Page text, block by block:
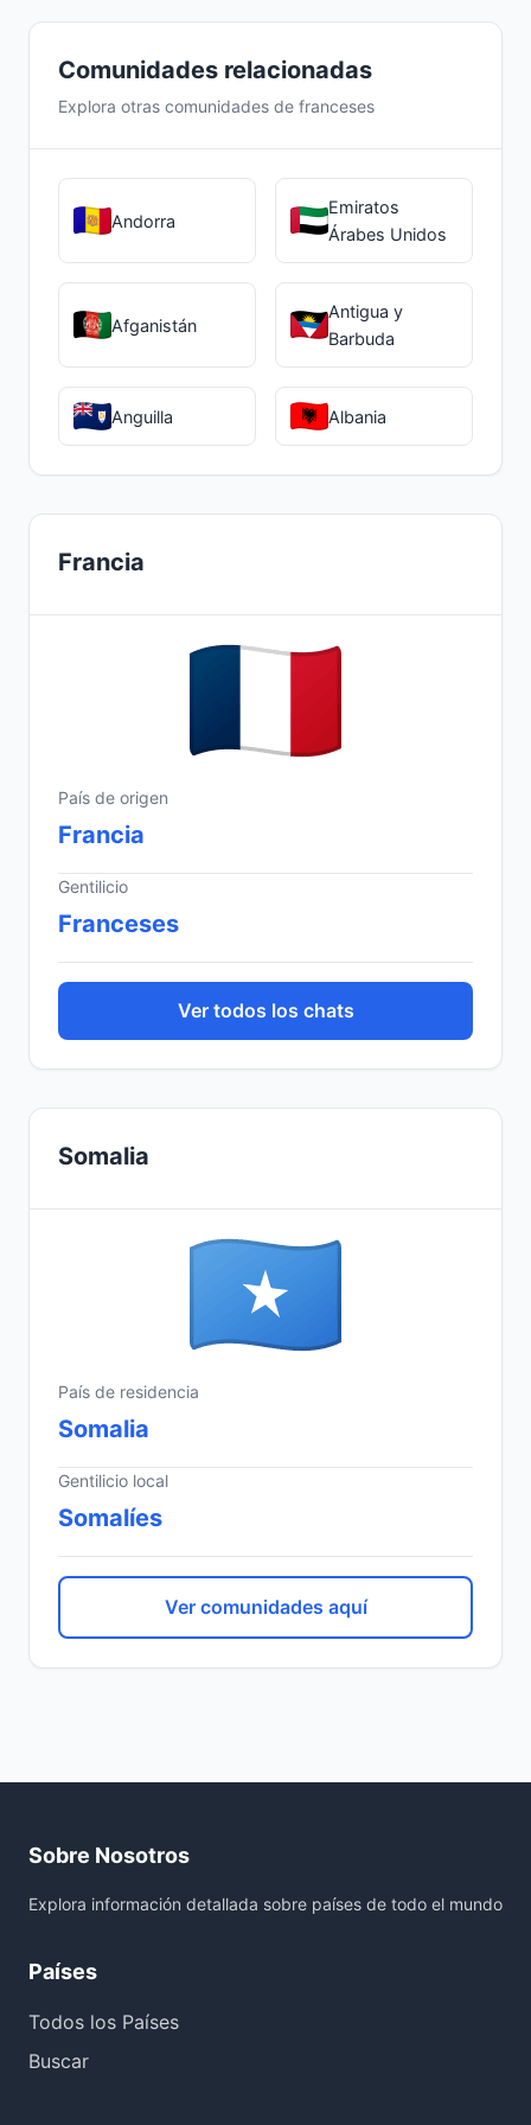
de inscripción y adaptación escolar.
Comunidades relacionadas
Explora otras comunidades de franceses
Andorra
Emiratos
Árabes Unidos
Afganistán
Antigua y
Barbuda
Anguilla Albania
Francia
País de origen
Francia
Gentilicio
Franceses
Ver todos los chats
Somalia
País de residencia
Somalia
Gentilicio local
Somalíes
Ver comunidades aquí
Sobre Nosotros
Explora información detallada sobre países de todo el mundo
Países
Todos los Países
Buscar